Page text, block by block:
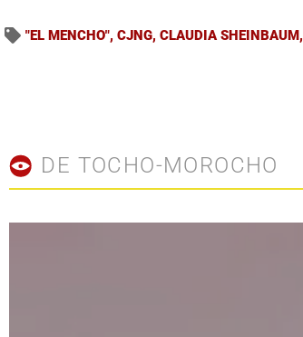
"EL MENCHO", CJNG, CLAUDIA SHEINBAUM,
DE TOCHO-MOROCHO